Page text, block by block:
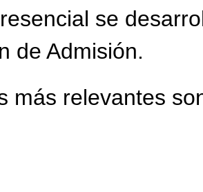
se
de Admisión.
más relevantes